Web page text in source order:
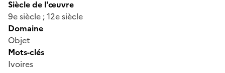
Siècle de l'œuvre
9e siècle ; 12e siècle
Domaine
Objet
Mots-clés
Ivoires